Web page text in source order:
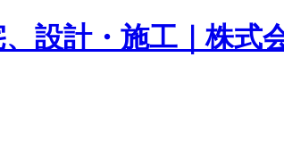
設計・施工｜株式